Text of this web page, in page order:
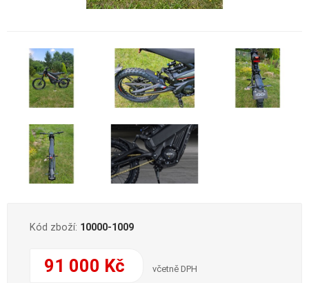
Kód zboží: 10000-1009
91 000 Kč včetně DPH